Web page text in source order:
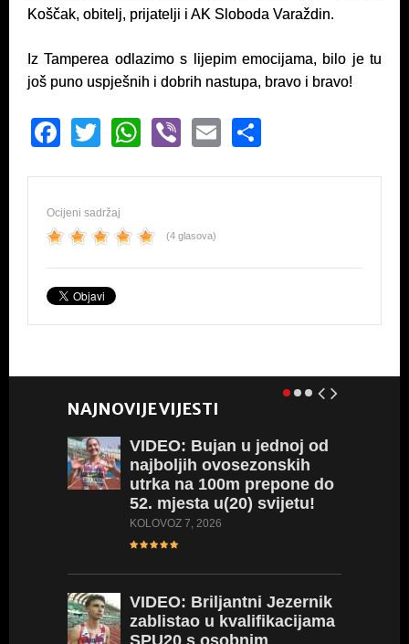
Koščak, obitelj, prijatelji i AK Sloboda Varaždin.
Iz Tamperea odlazimo s lijepim emocijama, bilo je tu
još puno uspješnih i dobrih nastupa, bravo i bravo!
F
c
e
b
o
o
k
T
tt
er
W
at
A
p
Vi
er
E
ail ar
Ocijeni sadržaj
(4 glasova)
NAJNOVIJE VIJESTI
VIDEO: Bujan u jednoj od
najboljih ovosezonskih
utrka na 100m prepone do
52. mjesta u(20) svijetu!
KOLOVOZ 7, 2026
VIDEO: Briljantni Jezernik
zablistao u kvalifikacijama
SPU20 s osobnim